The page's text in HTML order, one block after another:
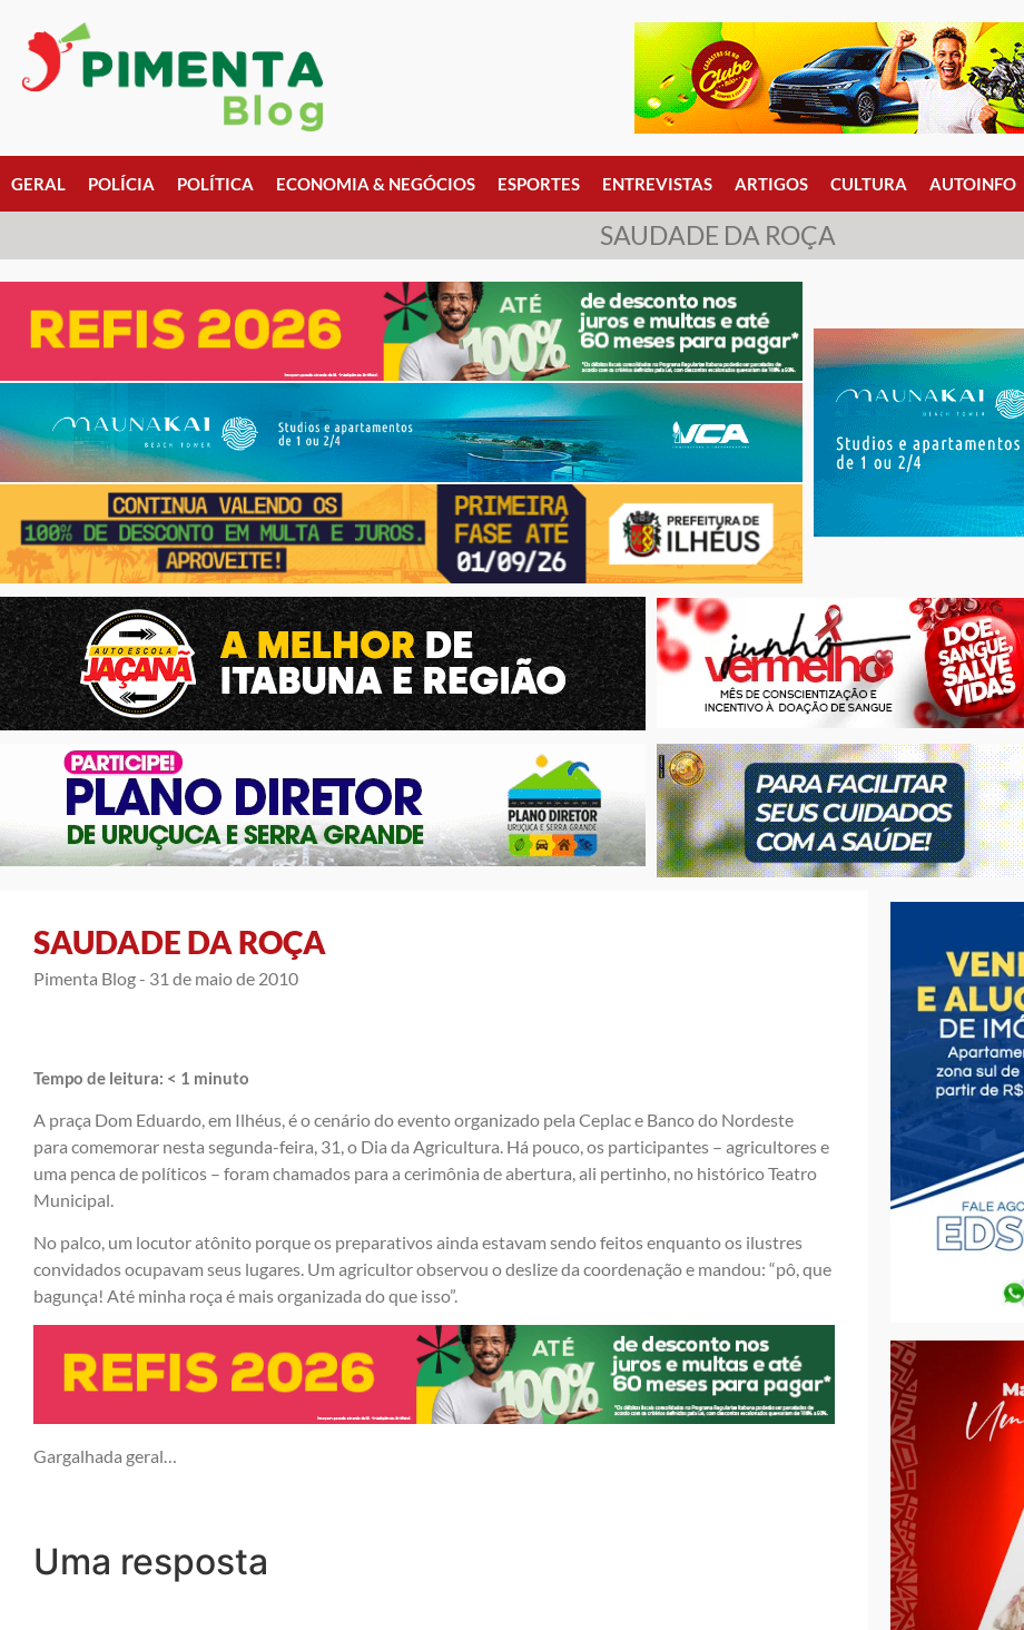
GERAL POLÍCIA POLÍTICA ECONOMIA & NEGÓCIOS ESPORTES ENTREVISTAS ARTIGOS CULTURA AUTOINFO
SAUDADE DA ROÇA
SAUDADE DA ROÇA
Pimenta Blog - 31 de maio de 2010
Tempo de leitura: < 1 minuto
A praça Dom Eduardo, em Ilhéus, é o cenário do evento organizado pela Ceplac e Banco do Nordeste
para comemorar nesta segunda-feira, 31, o Dia da Agricultura. Há pouco, os participantes – agricultores e
uma penca de políticos – foram chamados para a cerimônia de abertura, ali pertinho, no histórico Teatro
Municipal.
No palco, um locutor atônito porque os preparativos ainda estavam sendo feitos enquanto os ilustres
convidados ocupavam seus lugares. Um agricultor observou o deslize da coordenação e mandou: “pô, que
bagunça! Até minha roça é mais organizada do que isso”.
Gargalhada geral…
Uma resposta